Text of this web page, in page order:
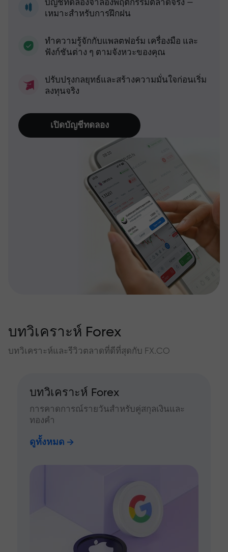
บัญชีทดลองจำลองพฤติกรรมตลาดจริง —
เหมาะสำหรับการฝึกฝน
ทำความรู้จักกับแพลตฟอร์ม เครื่องมือ และ
ฟังก์ชันต่าง ๆ ตามจังหวะของคุณ
ปรับปรุงกลยุทธ์และสร้างความมั่นใจก่อนเริ่ม
ลงทุนจริง
เปิดบัญชีทดลอง
บทวิเคราะห์ Forex
บทวิเคราะห์และรีวิวตลาดที่ดีที่สุดกับ FX.CO
บทวิเคราะห์ Forex
การคาดการณ์รายวันสำหรับคู่สกุลเงินและ
ทองคำ
ดูทั้งหมด